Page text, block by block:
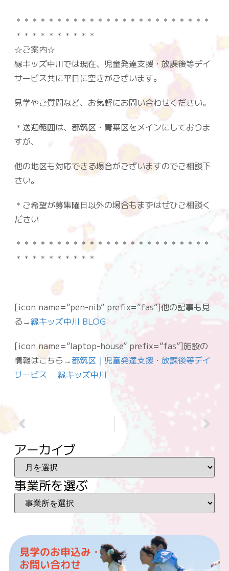
＊＊＊＊＊＊＊＊＊＊＊＊＊＊＊＊＊＊＊＊＊＊＊＊
＊＊＊＊＊＊＊＊＊＊
☆ご案内☆
縁キッズ中川では現在、児童発達支援・放課後等デイ
サービス共に平日に空きがございます。
見学やご質問など、お気軽にお問い合わせください。
＊送迎範囲は、都筑区・青葉区をメインにしておりま
すが、
他の地区も対応できる場合がございますのでご相談下
さい。
＊ご希望が募集曜日以外の場合もまずはぜひご相談く
ださい
＊＊＊＊＊＊＊＊＊＊＊＊＊＊＊＊＊＊＊＊＊＊＊＊
＊＊＊＊＊＊＊＊＊＊
[icon name=”pen-nib” prefix=”fas”]他の記事も見
る→縁キッズ中川 BLOG
[icon name=”laptop-house” prefix=”fas”]施設の
情報はこちら→都筑区｜児童発達支援・放課後等デイ
サービス 縁キッズ中川
アーカイブ
事業所を選ぶ
見学のお申込み・
お問い合わせ